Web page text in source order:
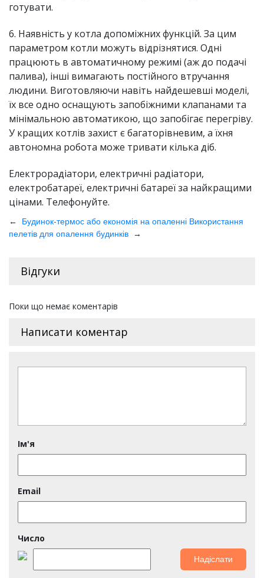
готувати.
6. Наявність у котла допоміжних функцій. За цим
параметром котли можуть відрізнятися. Одні
працюють в автоматичному режимі (аж до подачі
палива), інші вимагають постійного втручання
людини. Виготовляючи навіть найдешевші моделі,
їх все одно оснащують запобіжними клапанами та
мінімальною автоматикою, що запобігає перегріву.
У кращих котлів захист є багаторівневим, а їхня
автономна робота може тривати кілька діб.
Електрорадіатори, електричні радіатори,
електробатареї, електричні батареї за найкращими
цінами. Телефонуйте.
← Будинок-термос або економія на опаленні Використання
пелетів для опалення будинків
→
Відгуки
Поки що немає коментарів
Написати коментар
Ім'я
Email
Число